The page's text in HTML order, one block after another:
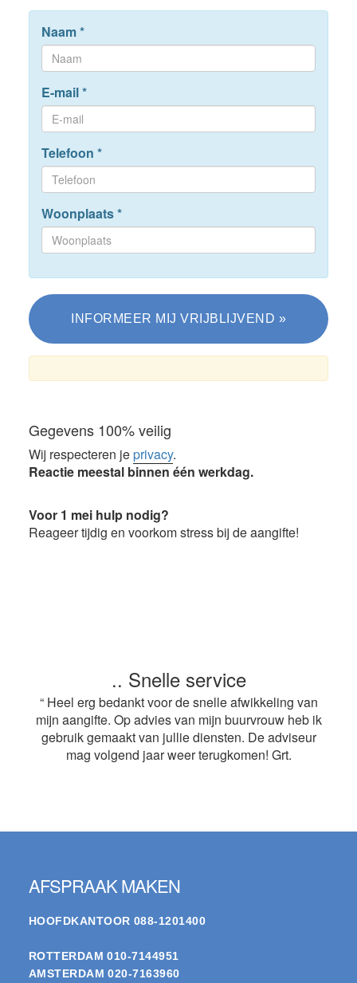
Naam*
E-mail*
Telefoon *
Woonplaats*
Gegevens 100% veilig
Wij respecteren jeprivacy.
Reactie meestal binnen één werkdag.
Voor 1 mei hulp nodig?
Reageer tijdig en voorkom stress bij de aangifte!
.. Snelle service
“ Heel erg bedankt voor de snelle afwikkeling van
mijn aangifte. Op advies van mijn buurvrouw heb ik
gebruik gemaakt van jullie diensten. De adviseur
mag volgend jaar weer terugkomen! Grt.
AFSPRAAK MAKEN
HOOFDKANTOOR 088-1201400
ROTTERDAM 010-7144951
AMSTERDAM 020-7163960